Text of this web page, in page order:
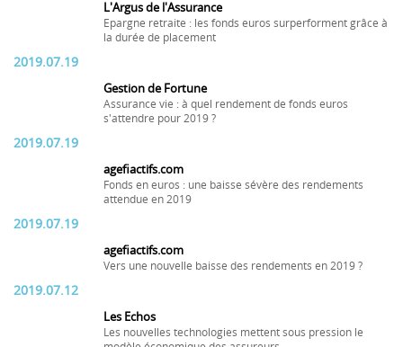
L'Argus de l'Assurance
Epargne retraite : les fonds euros surperforment grâce à
la durée de placement
2019.07.19
Gestion de Fortune
Assurance vie : à quel rendement de fonds euros
s'attendre pour 2019 ?
2019.07.19
agefiactifs.com
Fonds en euros : une baisse sévère des rendements
attendue en 2019
2019.07.19
agefiactifs.com
Vers une nouvelle baisse des rendements en 2019 ?
2019.07.12
Les Echos
Les nouvelles technologies mettent sous pression le